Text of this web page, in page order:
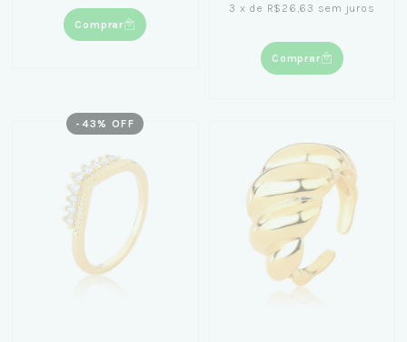
Comprar
3 x de R$26,63 sem juros
Comprar
- 43 % OFF